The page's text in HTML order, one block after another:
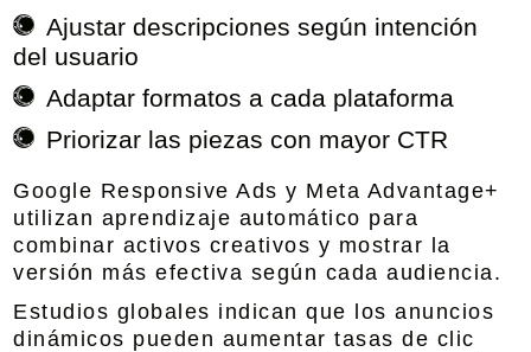
Ajustar descripciones según intención
del usuario
Adaptar formatos a cada plataforma
Priorizar las piezas con mayor CTR
Google Responsive Ads y Meta Advantage+
utilizan aprendizaje automático para
combinar activos creativos y mostrar la
versión más efectiva según cada audiencia.
Estudios globales indican que los anuncios
dinámicos pueden aumentar tasas de clic